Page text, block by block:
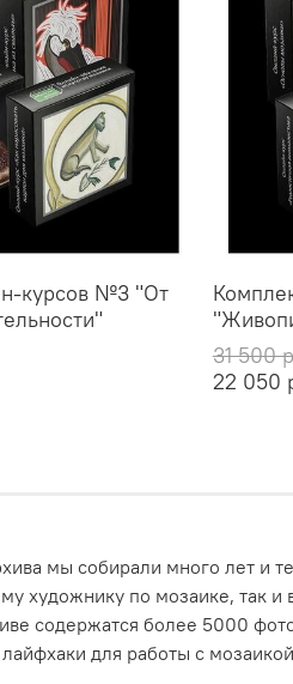
курсов №3 "От
31 500
22 050
мы собирали много лет и
художнику по мозаике, так и
содержатся более 5000
для работы с мозаикой